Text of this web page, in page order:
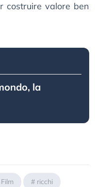
costruire valore ben
la
Film # ricchi